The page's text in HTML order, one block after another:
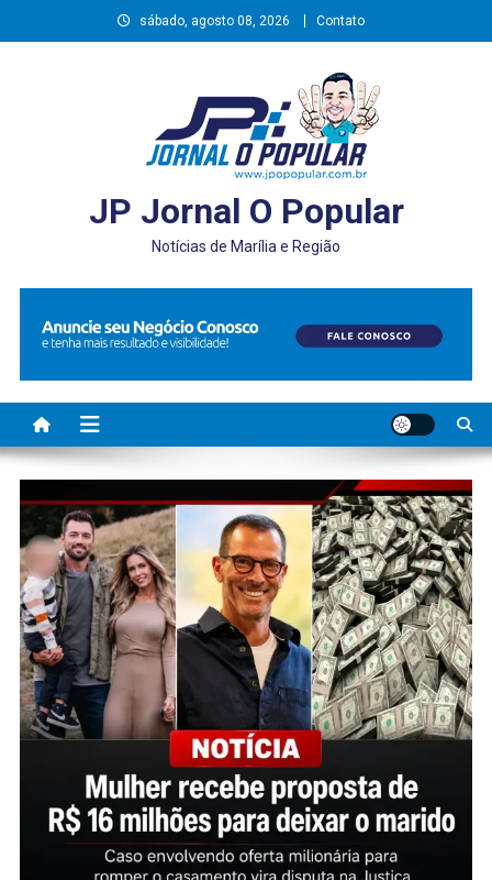
to
sábado, agosto 08, 2026 Contato
JP Jornal O Popular
Notícias de Marília e Região